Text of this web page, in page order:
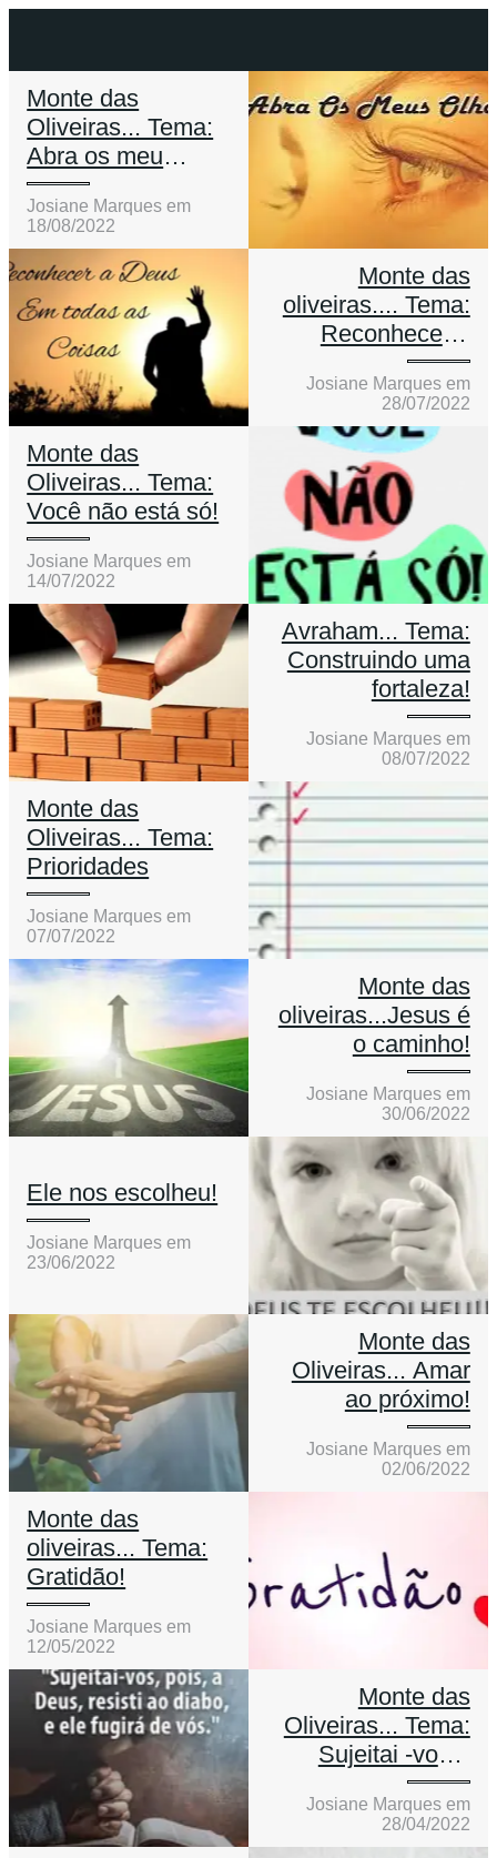
Josiane Marques em
18/08/2022
Monte das
Oliveiras... Tema:
Abra os meu
olhos!
Josiane Marques em
28/07/2022
Monte das
oliveiras.... Tema:
Reconhecer a
Deus em todas as
coisas!
Josiane Marques em
14/07/2022
Monte das
Oliveiras... Tema:
Você não está só!
Josiane Marques em
08/07/2022
Avraham... Tema:
Construindo uma
fortaleza!
Josiane Marques em
07/07/2022
Monte das
Oliveiras... Tema:
Prioridades
Josiane Marques em
30/06/2022
Monte das
oliveiras...Jesus é
o caminho!
Josiane Marques em
23/06/2022
Ele nos escolheu!
Josiane Marques em
02/06/2022
Monte das
Oliveiras... Amar
ao próximo!
Josiane Marques em
12/05/2022
Monte das
oliveiras... Tema:
Gratidão!
Josiane Marques em
28/04/2022
Monte das
Oliveiras... Tema:
Sujeitai -vos a
Deus!